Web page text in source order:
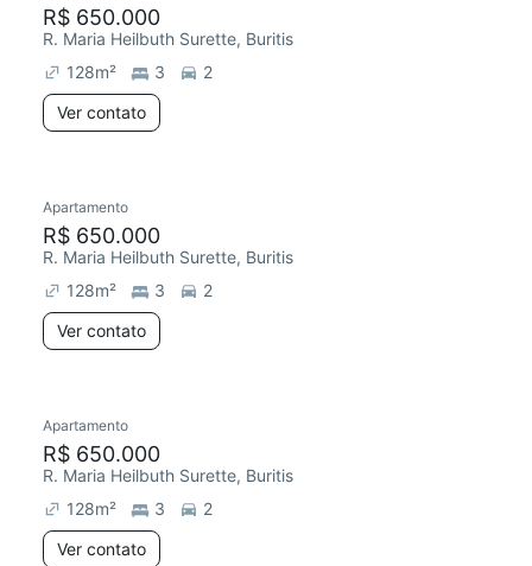
R$ 650.000
R. Maria Heilbuth Surette, Buritis
128m² 3
2
Ver contato
Apartamento
R$ 650.000
R. Maria Heilbuth Surette, Buritis
128m² 3
2
Ver contato
Apartamento
R$ 650.000
R. Maria Heilbuth Surette, Buritis
128m² 3
2
Ver contato